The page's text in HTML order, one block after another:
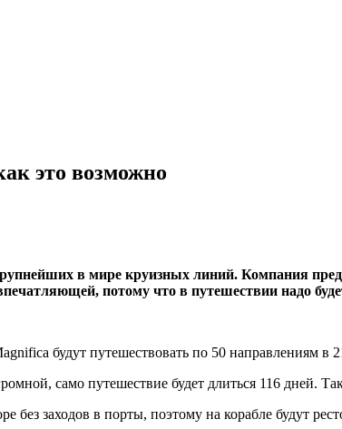
это возможно
в мире круизных линий. Компания
потому что в путешествии надо
будут путешествовать по 50 направлениям в
само путешествие будет длиться 116 дней.
без заходов в порты, поэтому на корабле будут